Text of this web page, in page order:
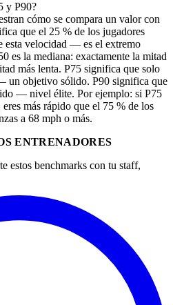
y P90?
cómo se compara un valor con
que el 25 % de los jugadores
esta velocidad — es el extremo
es la mediana: exactamente la mitad
más lenta. P75 significa que solo
un objetivo sólido. P90 significa que
— nivel élite. Por ejemplo: si P75
más rápido que el 75 % de los
a 68 mph o más.
ENTRENADORES
estos benchmarks con tu staff,